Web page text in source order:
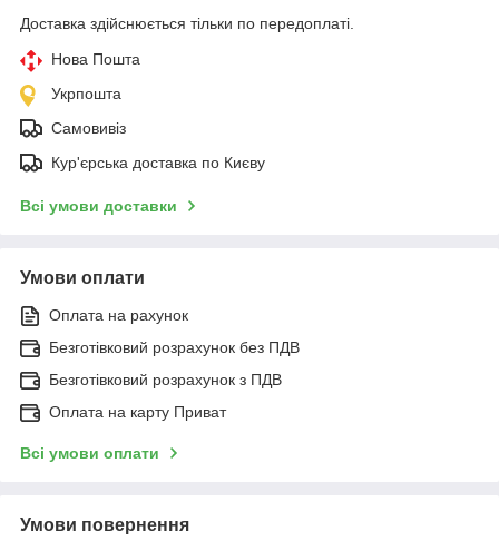
Доставка здійснюється тільки по передоплаті.
Нова Пошта
Укрпошта
Самовивіз
Кур'єрська доставка по Києву
Всі умови доставки
Умови оплати
Оплата на рахунок
Безготівковий розрахунок без ПДВ
Безготівковий розрахунок з ПДВ
Оплата на карту Приват
Всі умови оплати
Умови повернення